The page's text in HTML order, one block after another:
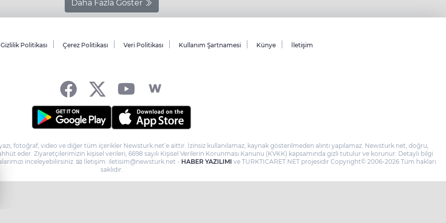
Daha Fazla Göster
Gizlilik Politikası Çerez Politikası Veri Politikası Kullanım Şartnamesi Künye İletişim
fotoğraf, video ve diğer tüm içerikler Newsturk.net’e aittir. İzinsiz kullanılamaz, kaynak gösterilmeden alıntı yapılamaz. Newsturk.net, doğru,
eder. Ziyaretçilerimizin kişisel verileri, 6698 sayılı Kişisel Verilerin Korunması Kanunu (KVKK) kapsamında gizli tutulur ve korunur. Detaylı bilgi
inceleyebilirsiniz. 📧 İletişim: iletisim@newsturk.net - HABER YAZILIMI ve TURKTICARET.NET projesidir Copyright© 2006-2026 Tüm hakları
saklıdır.